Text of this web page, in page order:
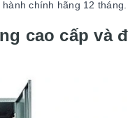
chính hãng 12
cao cấp và